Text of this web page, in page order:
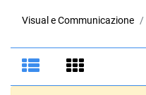
Visual e Communicazione